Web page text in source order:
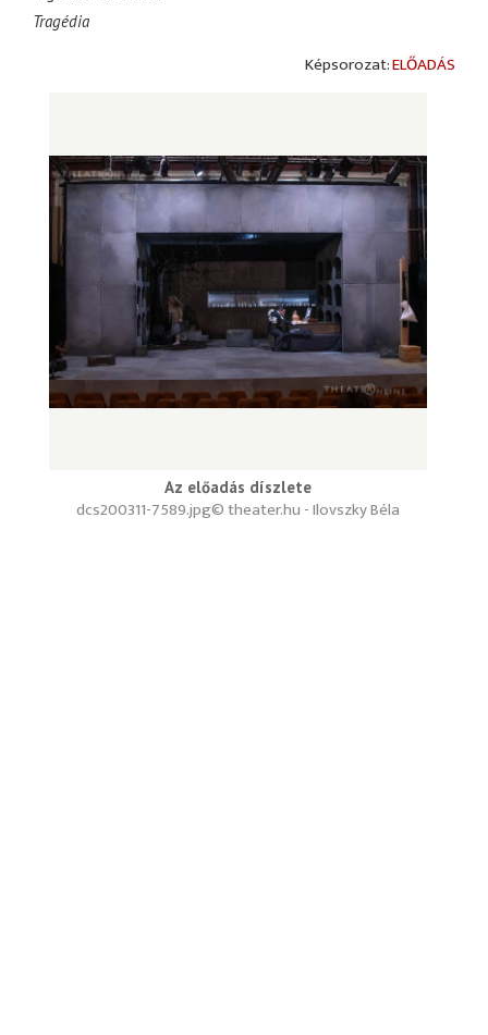
Tragédia
ELŐADÁS
Az előadás díszlete
© theater.hu - Ilovszky Béla
dcs200311-7589.jpg